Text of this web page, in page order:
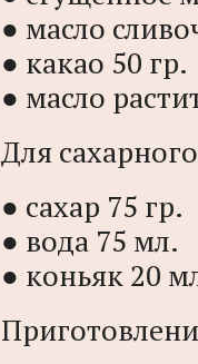
● масло
● какао 50 гр.
● масло
Для
● сахар 75 гр.
● вода 75 мл.
● коньяк 20